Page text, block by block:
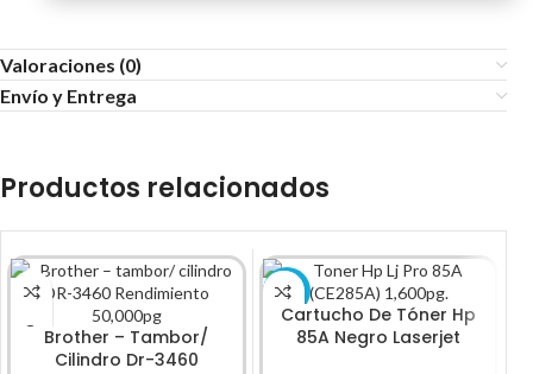
Valoraciones (0)
Envío y Entrega
Productos relacionados
Brother – Tambor/
Cilindro Dr-3460
-3%
Cartucho De Tóner Hp
85A Negro Laserjet